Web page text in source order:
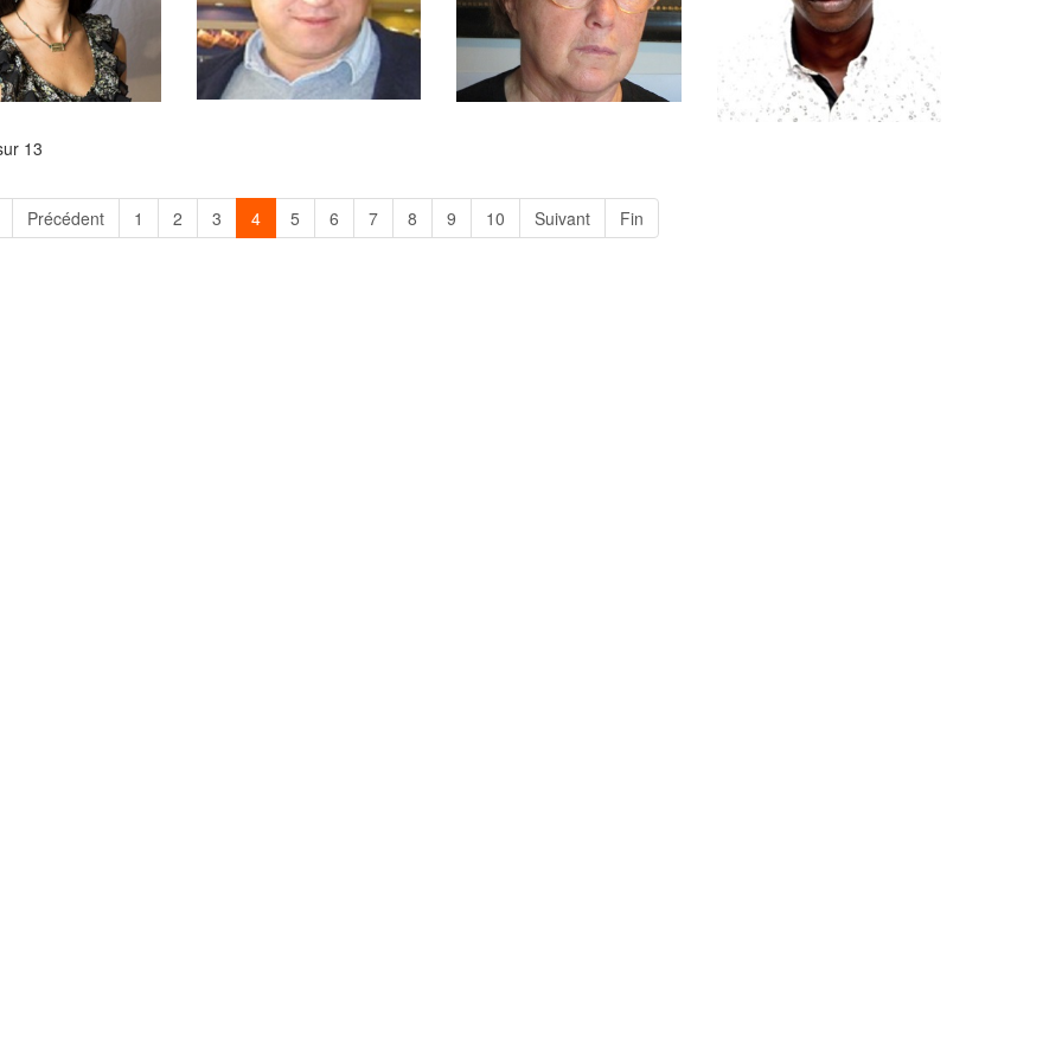
13
Précédent 1 2 3 4 5 6 7 8 9 10 Suivant Fin